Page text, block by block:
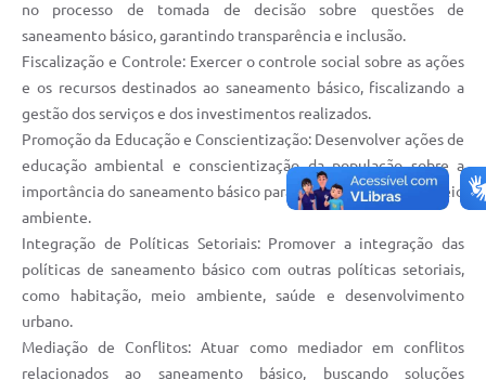
no processo de tomada de decisão sobre questões de
saneamento básico, garantindo transparência e inclusão.
Fiscalização e Controle: Exercer o controle social sobre as ações
e os recursos destinados ao saneamento básico, fiscalizando a
gestão dos serviços e dos investimentos realizados.
Promoção da Educação e Conscientização: Desenvolver ações de
educação ambiental e conscientização da população sobre a
importância do saneamento básico para a saúde pública e o meio
ambiente.
Integração de Políticas Setoriais: Promover a integração das
políticas de saneamento básico com outras políticas setoriais,
como habitação, meio ambiente, saúde e desenvolvimento
urbano.
Mediação de Conflitos: Atuar como mediador em conflitos
relacionados ao saneamento básico, buscando soluções